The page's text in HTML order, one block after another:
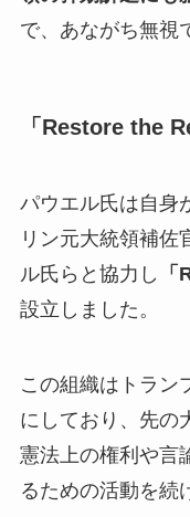
で、あながち無視
「Restore the
パウエル氏は自身
リン元大統領補佐
ル氏らと協力し
設立しました。
この組織はトラン
にしており、先の
憲法上の権利や言
るための活動を続